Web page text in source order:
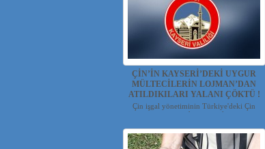
ÇİN’İN KAYSERİ’DEKİ UYGUR
MÜLTECİLERİN LOJMAN’DAN
ATILDIKILARI YALANI ÇÖKTÜ !
Çin işgal yönetiminin Türkiye'deki Çin
propagandası yapmak...